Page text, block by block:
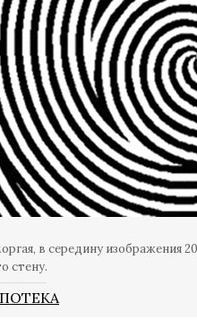
в середину изображения
стену.